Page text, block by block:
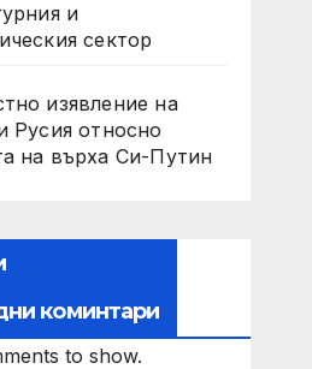
и
сектор
изявление на
Русия относно
на върха Си-Путин
коминтари
to show.